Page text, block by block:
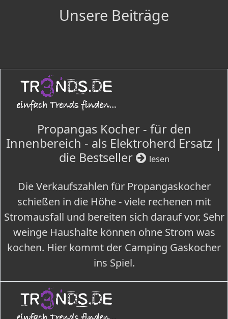
Unsere Beiträge
Propangas Kocher - für den
Innenbereich - als Elektroherd Ersatz |
die Bestseller
lesen
Die Verkaufszahlen für Propangaskocher
schießen in die Höhe - viele rechenen mit
Stromausfall und bereiten sich darauf vor. Sehr
weinge Haushalte können ohne Strom was
kochen. Hier kommt der Camping Gaskocher
ins Spiel.